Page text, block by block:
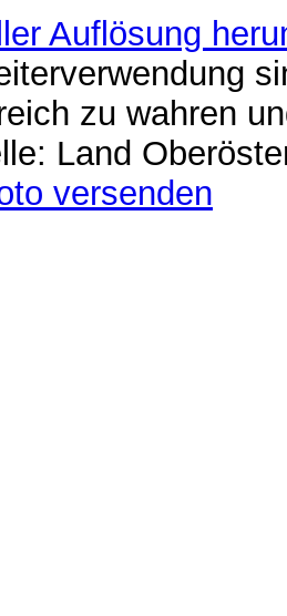
Auflösung
zu wahren
Land
versenden